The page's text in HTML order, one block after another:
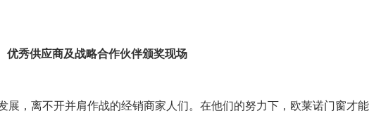
优秀供应商及战略合作伙伴颁奖现场
展，离不开并肩作战的经销商家人们。在他们的努力下，欧莱诺门窗才